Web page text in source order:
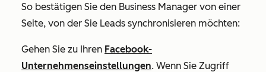
So bestätigen Sie den Business Manager von einer
Seite, von der Sie Leads synchronisieren möchten:
Gehen Sie zu Ihren Facebook-
Unternehmenseinstellungen. Wenn Sie Zugriff